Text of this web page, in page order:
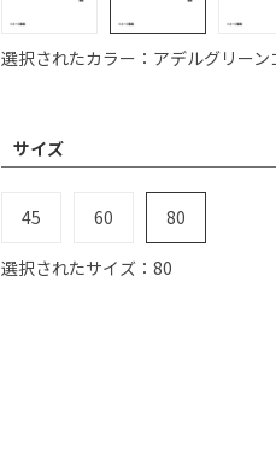
選択されたカラー：アデルグリー
サイズ
45 60 80
選択されたサイズ：80